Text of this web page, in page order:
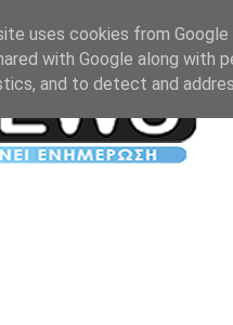
uses cookies from
with Google along with
and to detect and